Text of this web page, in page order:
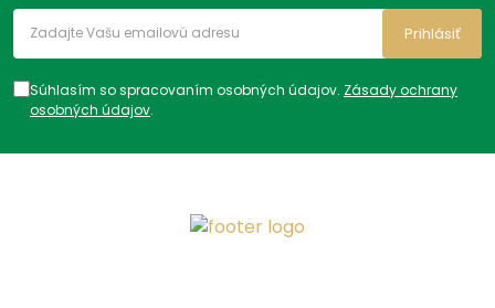
Súhlasím so spracovaním osobných údajov. Zásady ochrany
osobných údajov.
Prihlásiť